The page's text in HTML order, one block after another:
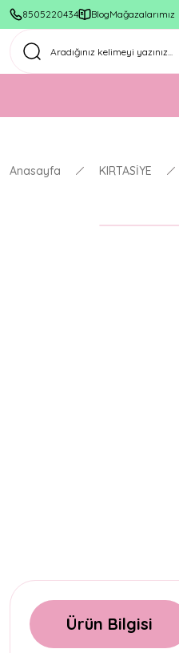
8505220434 BlogMağazalarımız
Anasayfa KIRTASİYE
Ürün Bilgisi